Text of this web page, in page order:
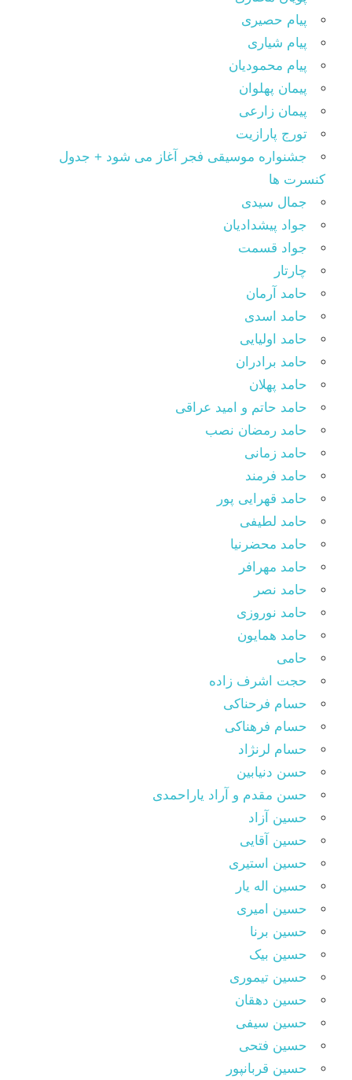
پیام حصیری
پیام شیاری
پیام محمودیان
پیمان پهلوان
پیمان زارعی
تورج پارازیت
جشنواره موسیقی فجر آغاز می شود + جدول
کنسرت ها
جمال سیدی
جواد پیشدادیان
جواد قسمت
چارتار
حامد آرمان
حامد اسدی
حامد اولیایی
حامد برادران
حامد پهلان
حامد حاتم و امید عراقی
حامد رمضان نصب
حامد زمانی
حامد فرمند
حامد قهرایی پور
حامد لطیفی
حامد محضرنیا
حامد مهرافر
حامد نصر
حامد نوروزی
حامد همایون
حامی
حجت اشرف زاده
حسام فرحناکی
حسام فرهناکی
حسام لرنژاد
حسن دنیابین
حسن مقدم و آراد یاراحمدی
حسین آزاد
حسین آقایی
حسین استیری
حسین اله یار
حسین امیری
حسین برنا
حسین بیک
حسین تیموری
حسین دهقان
حسین سیفی
حسین فتحی
حسین قربانپور